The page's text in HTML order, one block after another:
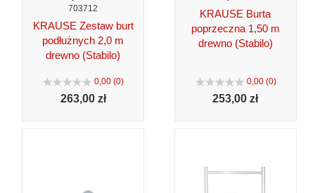
703712
KRAUSE Zestaw burt
podłużnych 2,0 m
drewno (Stabilo)
0,00 (0)
263,00 zł
KRAUSE Burta
poprzeczna 1,50 m
drewno (Stabilo)
0,00 (0)
253,00 zł